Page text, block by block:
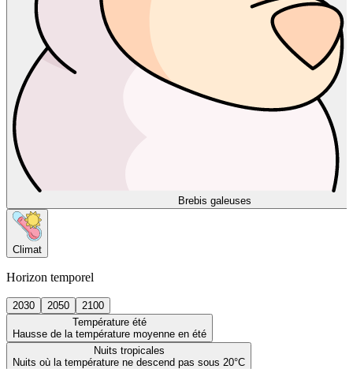
Brebis galeuses
Climat
Horizon temporel
2030 2050
2100
Température été
Hausse de la température moyenne en été
Nuits tropicales
Nuits où la température ne descend pas sous 20°C